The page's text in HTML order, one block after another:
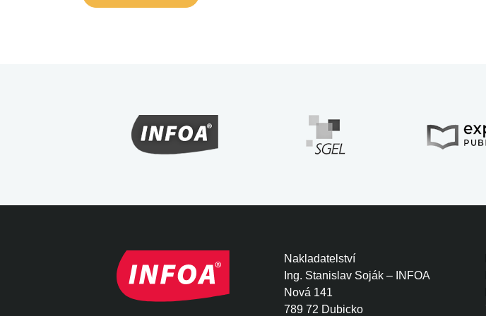
Nakladatelství
Ing. Stanislav Soják – INFOA
Nová 141
789 72 Dubicko